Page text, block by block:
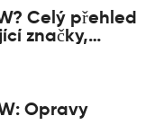
Celý přehled
značky,
Opravy